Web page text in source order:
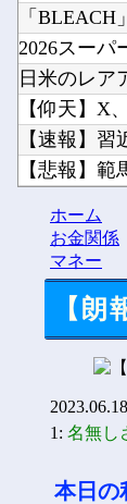
「
2026スーパ
日米のレア
【仰天】X
【速報】
【悲報】
【ニュー
ホーム
お金関係
マネー
【
2023.06.18
1: 名無し
本日の